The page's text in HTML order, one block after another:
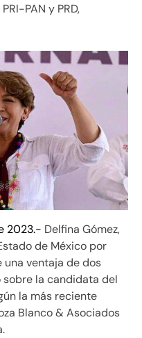
PAN y PRD,
2023.- Delfina Gómez,
de México por
una ventaja de dos
la candidata del
la más reciente
Blanco & Asociados